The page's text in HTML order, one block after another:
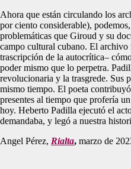
Ahora que están circulando los
por ciento considerable),
problemáticas que Giroud y su
campo cultural cubano. El
trascripción de la autocrítica–
poder mismo que lo perpetra.
revolucionaria y la trasgrede. Sus
mismo tiempo. El poeta
presentes al tiempo que profería
hoy. Heberto Padilla ejecutó el
demandaba, y legó a nuestra
Angel Pérez, Rialta, marzo de